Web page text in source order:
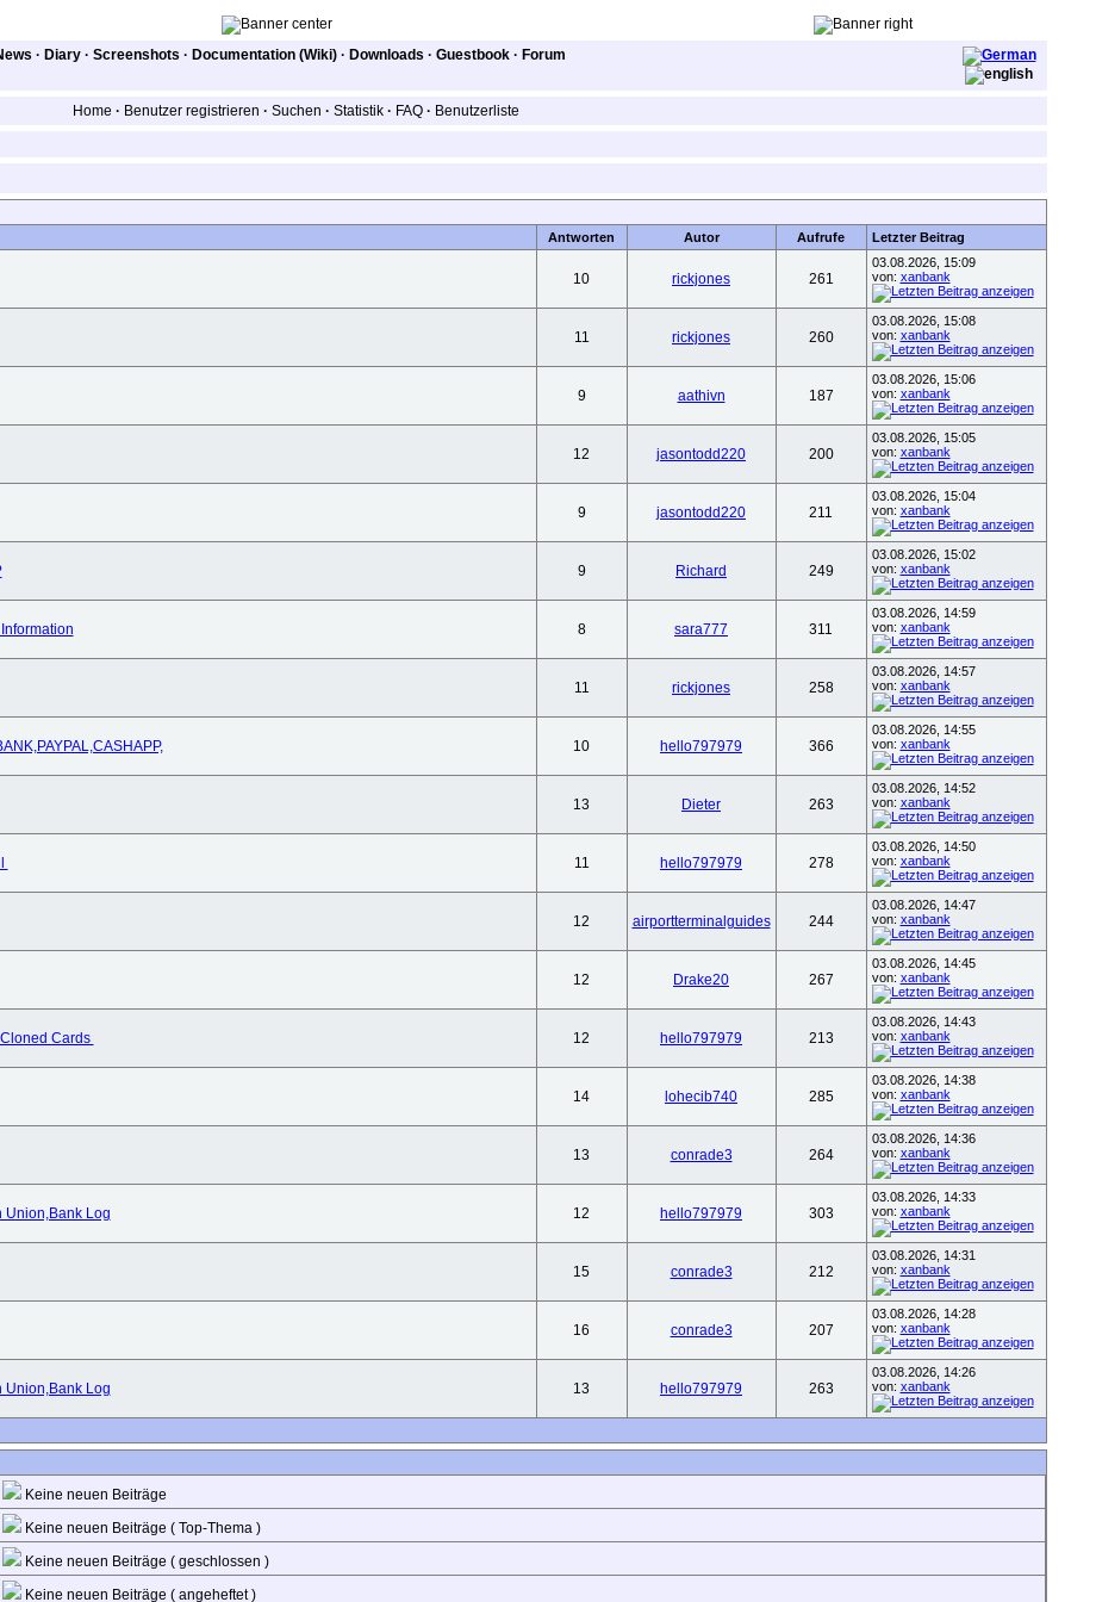
· Diary · Screenshots · Documentation (Wiki) · Downloads · Guestbook · Forum
Home · Benutzer registrieren · Suchen · Statistik · FAQ · Benutzerliste
Antworten Autor Aufrufe Letzter Beitrag
10 rickjones 261
03.08.2026, 15:09
von: xanbank
11 rickjones 260
03.08.2026, 15:08
von: xanbank
9 aathivn 187
03.08.2026, 15:06
von: xanbank
12 jasontodd220 200
03.08.2026, 15:05
von: xanbank
9 jasontodd220 211
03.08.2026, 15:04
von: xanbank
9 Richard 249
03.08.2026, 15:02
von: xanbank
8 sara777 311
03.08.2026, 14:59
von: xanbank
11 rickjones 258
03.08.2026, 14:57
von: xanbank
10 hello797979 366
03.08.2026, 14:55
von: xanbank
13 Dieter 263
03.08.2026, 14:52
von: xanbank
11 hello797979 278
03.08.2026, 14:50
von: xanbank
12 airportterminalguides 244
03.08.2026, 14:47
von: xanbank
12 Drake20 267
03.08.2026, 14:45
von: xanbank
Cards 12 hello797979 213
03.08.2026, 14:43
von: xanbank
14 lohecib740 285
03.08.2026, 14:38
von: xanbank
13 conrade3 264
03.08.2026, 14:36
von: xanbank
Union,Bank Log 12 hello797979 303
03.08.2026, 14:33
von: xanbank
15 conrade3 212
03.08.2026, 14:31
von: xanbank
16 conrade3 207
03.08.2026, 14:28
von: xanbank
Union,Bank Log 13 hello797979 263
03.08.2026, 14:26
von: xanbank
Keine neuen Beiträge
Keine neuen Beiträge ( Top-Thema )
Keine neuen Beiträge ( geschlossen )
Keine neuen Beiträge ( angeheftet )